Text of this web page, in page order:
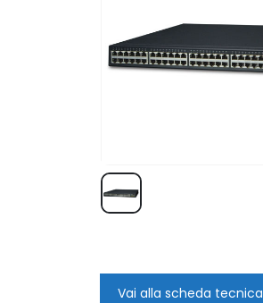
Vai alla scheda tecnica